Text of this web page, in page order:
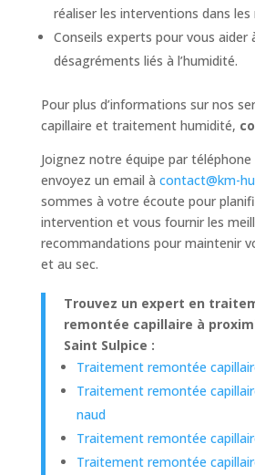
réaliser les interventions dans les
Conseils experts pour vous aider
désagréments liés à l’humidité.
Pour plus d’informations sur nos
capillaire et traitement humidité,
Joignez notre équipe par téléphone
envoyez un email à contact@km-
sommes à votre écoute pour
intervention et vous fournir les
recommandations pour maintenir
et au sec.
Trouvez un expert en
remontée capillaire à
Saint Sulpice :
Traitement remontée
Traitement remontée
naud
Traitement remontée
Traitement remontée